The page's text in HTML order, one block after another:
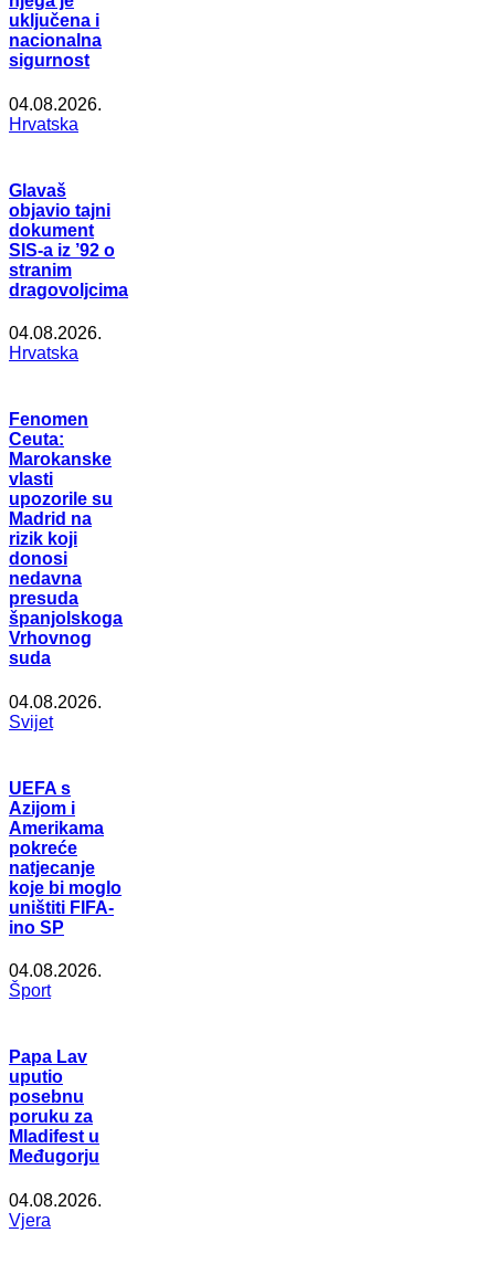
uključena i
nacionalna
sigurnost
04.08.2026.
Hrvatska
Glavaš
objavio tajni
dokument
SIS-a iz ’92 o
stranim
dragovoljcima
04.08.2026.
Hrvatska
Fenomen
Ceuta:
Marokanske
vlasti
upozorile su
Madrid na
rizik koji
donosi
nedavna
presuda
španjolskoga
Vrhovnog
suda
04.08.2026.
Svijet
UEFA s
Azijom i
Amerikama
pokreće
natjecanje
koje bi moglo
uništiti FIFA-
ino SP
04.08.2026.
Šport
Papa Lav
uputio
posebnu
poruku za
Mladifest u
Međugorju
04.08.2026.
Vjera